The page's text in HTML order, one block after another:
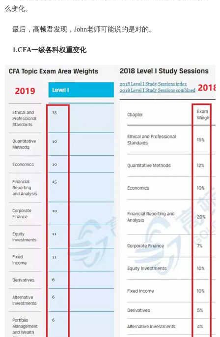
么变化。
最后，高顿君发现，John老师可能说的是对的。
1.CFA一级各科权重变化